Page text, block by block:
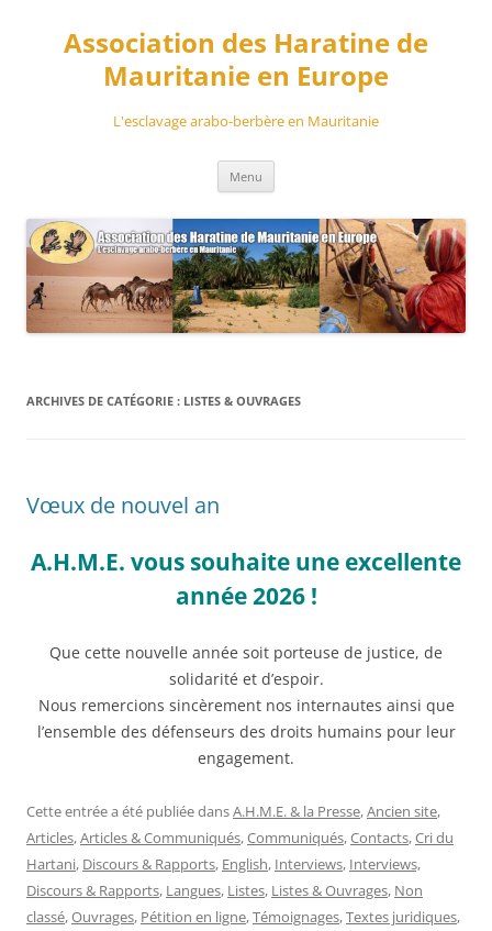
contenuAssociation des Haratine de
Mauritanie en Europe
L'esclavage arabo-berbère en Mauritanie
Menu
ARCHIVES DE CATÉGORIE : LISTES & OUVRAGES
Vœux de nouvel an
A.H.M.E. vous souhaite une excellente
année 2026 !
Que cette nouvelle année soit porteuse de justice, de
solidarité et d’espoir.
Nous remercions sincèrement nos internautes ainsi que
l’ensemble des défenseurs des droits humains pour leur
engagement.
Cette entrée a été publiée dansA.H.M.E. & la Presse,Ancien site,
Articles,Articles & Communiqués,Communiqués,Contacts,Cri du
Hartani, Discours & Rapports, English, Interviews, Interviews,
Discours & Rapports, Langues, Listes, Listes & Ouvrages, Non
classé,Ouvrages, Pétition en ligne,Témoignages,Textes juridiques,